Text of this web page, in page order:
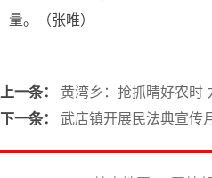
量。
（张唯）
上一条：
黄湾乡：抢抓晴好农时
下一条：
武店镇开展民法典宣传